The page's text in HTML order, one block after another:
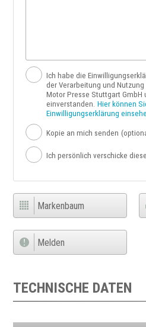
Ich habe die
der Verarbeitung und
Motor Presse Stuttgart GmbH
einverstanden. Hier können
Einwilligungserklärung
Kopie an mich senden
Ich persönlich verschicke diese
Markenbaum
Melden
TECHNISCHE DATEN